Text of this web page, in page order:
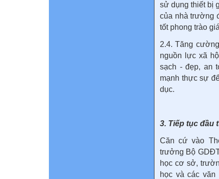
sử dụng thiết bị
của nhà trường
tốt phong trào
2.4. Tăng
nguồn lực xã
sạch - đẹp, an
mạnh thực sự
dục.
3. Tiếp tục đầu
Căn cứ vào
trưởng Bộ
học cơ sở,
học và các